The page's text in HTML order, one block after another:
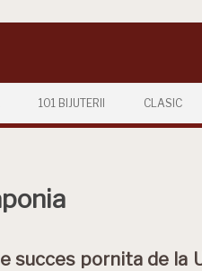
101 BIJUTERII CLASIC
succes pornita de la